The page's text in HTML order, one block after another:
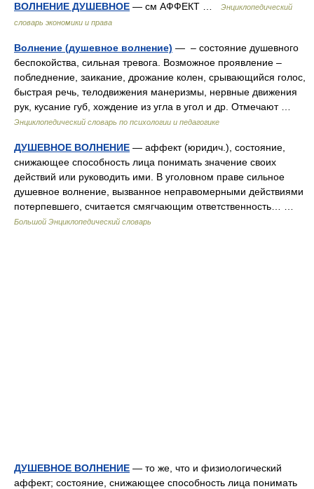
ВОЛНЕНИЕ ДУШЕВНОЕ — см АФФЕКТ …
Энциклопедический
словарь экономики и права
Волнение (душевное волнение) — – состояние душевного
беспокойства, сильная тревога. Возможное проявление –
побледнение, заикание, дрожание колен, срывающийся голос,
быстрая речь, телодвижения манеризмы, нервные движения
рук, кусание губ, хождение из угла в угол и др. Отмечают …
Энциклопедический словарь по психологии и педагогике
ДУШЕВНОЕ ВОЛНЕНИЕ — аффект (юридич.), состояние,
снижающее способность лица понимать значение своих
действий или руководить ими. В уголовном праве сильное
душевное волнение, вызванное неправомерными действиями
потерпевшего, считается смягчающим ответственность… …
Большой Энциклопедический словарь
ДУШЕВНОЕ ВОЛНЕНИЕ — то же, что и физиологический
аффект; состояние, снижающее способность лица понимать